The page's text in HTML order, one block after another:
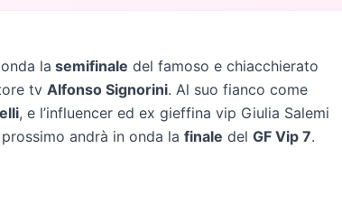
la semifinale del famoso e chiacchierato
tv Alfonso Signorini. Al suo fianco come
, e l’influencer ed ex gieffina vip Giulia Salemi
andrà in onda la finale del GF Vip 7.